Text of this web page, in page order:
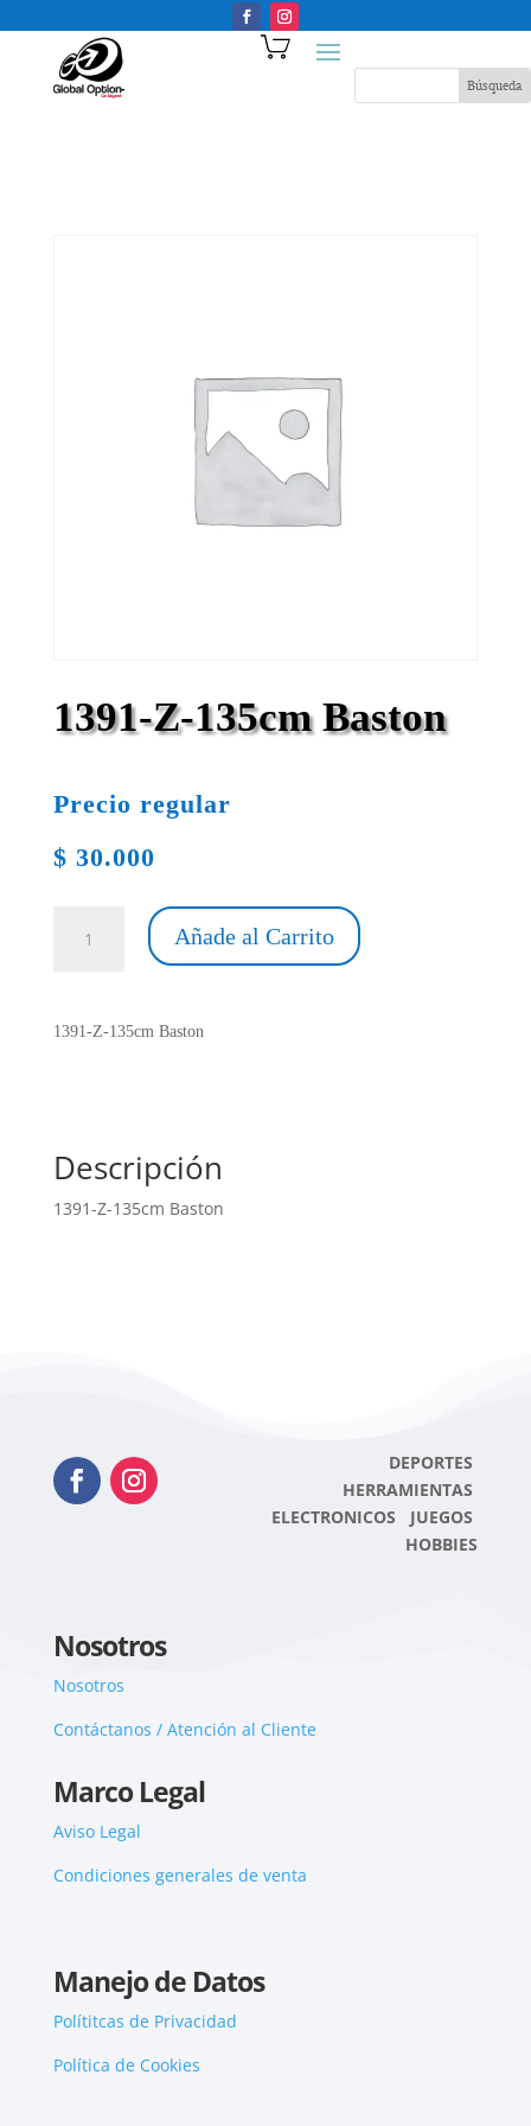
1391-Z-135cm Baston
Precio regular
$ 30.000
cantidad
Añade al Carrito
1391-Z-135cm Baston
Descripción
1391-Z-135cm Baston
DEPORTES
HERRAMIENTAS
ELECTRONICOS JUEGOS
HOBBIES
Nosotros
Nosotros
Contáctanos / Atención al Cliente
Marco Legal
Aviso Legal
Condiciones generales de venta
Manejo de Datos
Polítitcas de Privacidad
Política de Cookies